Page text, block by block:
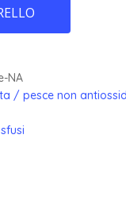
NA
/ pesce non